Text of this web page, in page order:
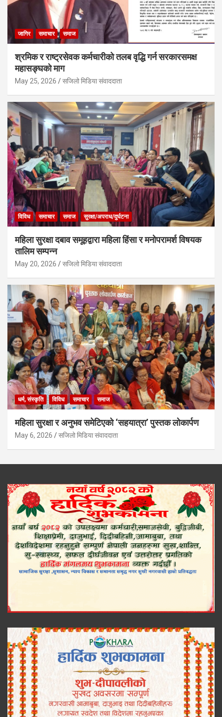
जागिर समाचार समाज
श्रमिक र राष्ट्रसेवक कर्मचारीको तलब वृद्धि गर्न सरकारसमक्ष
महासङ्घको माग
May 25, 2026 सजिलो मिडिया संवाददाता
विविध समाचार समाज सुरक्षा/अपराध/दुर्घटना
महिला सुरक्षा दबाव समूहद्वारा महिला हिंसा र मनोपरामर्श विषयक
तालिम सम्पन्न
May 20, 2026 सजिलो मिडिया संवाददाता
धर्म, संस्कृति विविध समाचार समाज
महिला सुरक्षा र अनुभव समेटिएको ‘सहयात्रा’ पुस्तक लोकार्पण
May 6, 2026 सजिलो मिडिया संवाददाता